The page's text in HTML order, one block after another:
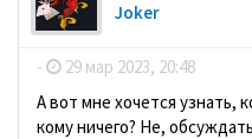
Joker
- 29 мар 2023, 20:48
А вот мне хочется узнать,
кому ничего? Не,